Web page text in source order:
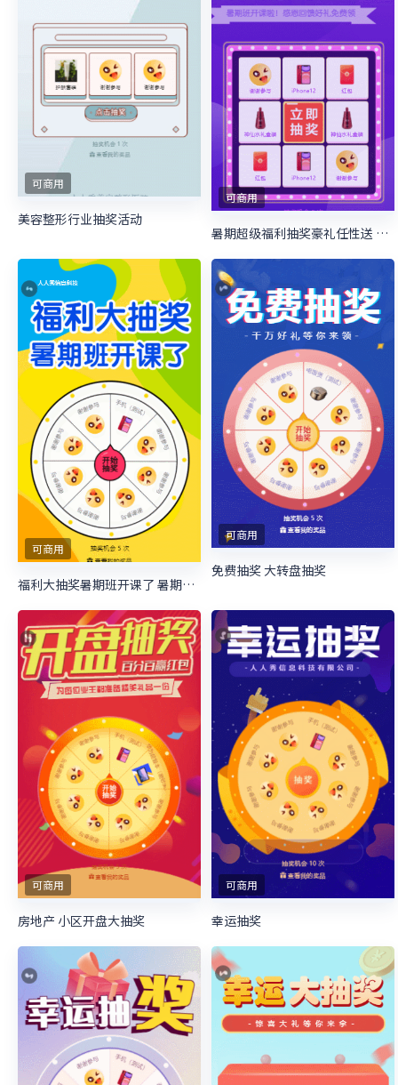
可商用
美容整形行业抽奖活动
可商用
暑期超级福利抽奖豪礼任性送 暑期培训抽奖活动
可商用
福利大抽奖暑期班开课了 暑期培训抽奖活动
可商用
免费抽奖 大转盘抽奖
可商用
房地产 小区开盘大抽奖
可商用
幸运抽奖